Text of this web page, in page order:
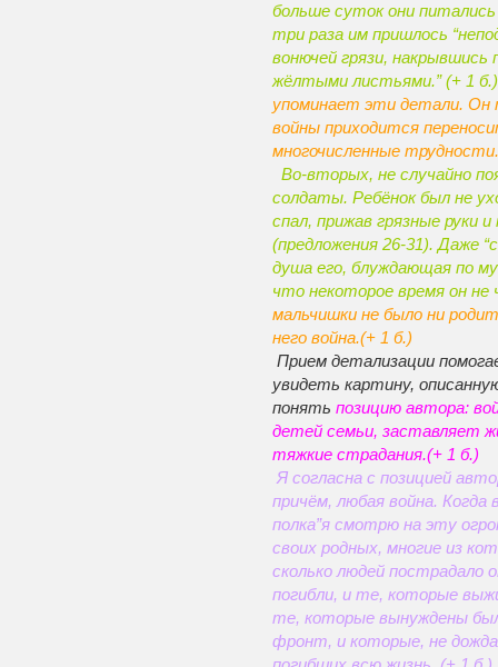
больше суток они
три раза им пришлось
воню­чей грязи,
жёлтыми листьями.” (+ 1
упоминает эти детали.
войны приходится
многочисленные
Во-вторых, не случайно
солдаты. Ребёнок был не
спал, прижав грязные руки
(предложения 26-31). Даже
душа его, блуждающая по
что некоторое время он не
мальчишки не было ни
него война.(+ 1 б.)
Прием детализации
увидеть картину,
понять позицию автора:
детей семьи, заставляет
тяжкие страдания.(+ 1 б.)
Я согласна с позицией
причём, любая война. Когда
полка”я смотрю на эту
своих родных, многие из
сколько людей
погибли, и те, которые
те, которые вынуждены
фронт, и которые, не